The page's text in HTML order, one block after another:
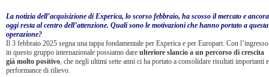
La notizia dell’acquisizione di Experica, lo scorso febbraio, ha scosso il mercato e ancora
oggi resta al centro dell’attenzione. Quali sono le motivazioni che hanno portato a questa
operazione?
Il 3 febbraio 2025 segna una tappa fondamentale per Experica e per Europart. Con l’ingresso
in questo gruppo internazionale possiamo dare ulteriore slancio a un percorso di crescita
già molto positivo, che negli ultimi sette anni ci ha portato a consolidare risultati importanti e
performance di rilievo.